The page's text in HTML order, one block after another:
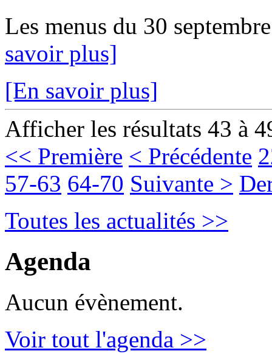
Les menus du 30
savoir plus]
[En savoir plus]
Afficher les résultats 43 à
<< Première < Précédente
57-63 64-70 Suivante >
Toutes les actualités >>
Agenda
Aucun évènement.
Voir tout l'agenda >>